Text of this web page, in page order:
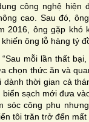
công nghệ hiện
cao. Sau đó,
2016, ông gặp khó
ông lỗ hàng tỷ
mỗi lần thất
chọn thức ăn và
dành thời gian cả
sạch mới đưa
sóc công phu
tôi trăn trở đến mất